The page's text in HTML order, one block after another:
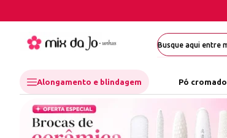
Alongamento e blindagem Pó cromado